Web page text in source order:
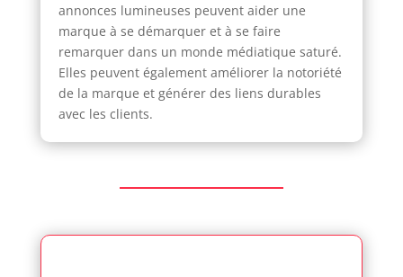
annonces lumineuses peuvent aider une
marque à se démarquer et à se faire
remarquer dans un monde médiatique saturé.
Elles peuvent également améliorer la notoriété
de la marque et générer des liens durables
avec les clients.